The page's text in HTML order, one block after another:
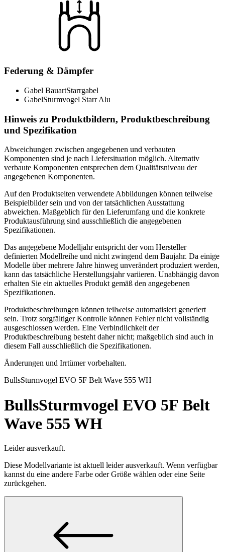
Federung & Dämpfer
Gabel BauartStarrgabel
GabelSturmvogel Starr Alu
Hinweis zu Produktbildern, Produktbeschreibung
und Spezifikation
Abweichungen zwischen angegebenen und verbauten
Komponenten sind je nach Liefersituation möglich. Alternativ
verbaute Komponenten entsprechen dem Qualitätsniveau der
angegebenen Komponenten.
Auf den Produktseiten verwendete Abbildungen können teilweise
Beispielbilder sein und von der tatsächlichen Ausstattung
abweichen. Maßgeblich für den Lieferumfang und die konkrete
Produktausführung sind ausschließlich die angegebenen
Spezifikationen.
Das angegebene Modelljahr entspricht der vom Hersteller
definierten Modellreihe und nicht zwingend dem Baujahr. Da einige
Modelle über mehrere Jahre hinweg unverändert produziert werden,
kann das tatsächliche Herstellungsjahr variieren. Unabhängig davon
erhalten Sie ein aktuelles Produkt gemäß den angegebenen
Spezifikationen.
Produktbeschreibungen können teilweise automatisiert generiert
sein. Trotz sorgfältiger Kontrolle können Fehler nicht vollständig
ausgeschlossen werden. Eine Verbindlichkeit der
Produktbeschreibung besteht daher nicht; maßgeblich sind auch in
diesem Fall ausschließlich die Spezifikationen.
Änderungen und Irrtümer vorbehalten.
BullsSturmvogel EVO 5F Belt Wave 555 WH
BullsSturmvogel EVO 5F Belt
Wave 555 WH
Leider ausverkauft.
Diese Modellvariante ist aktuell leider ausverkauft. Wenn verfügbar
kannst du eine andere Farbe oder Größe wählen oder eine Seite
zurückgehen.